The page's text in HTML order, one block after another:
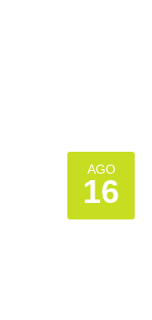
AGO
16